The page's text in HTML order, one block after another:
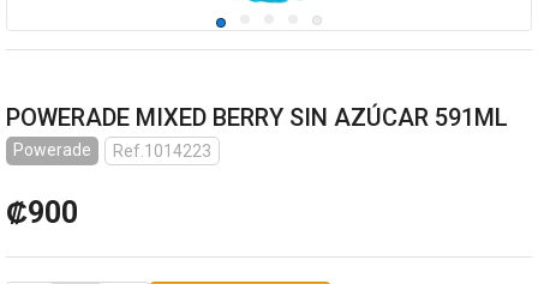
POWERADE MIXED BERRY SIN AZÚCAR 591ML
Powerade Ref.1014223
₡900